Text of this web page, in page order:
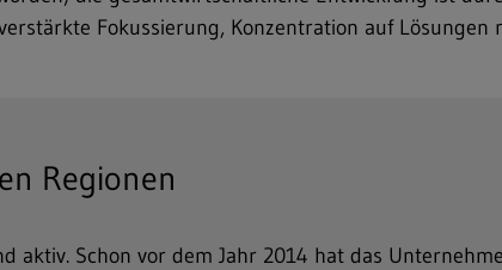
Fokussierung, Konzentration auf
Regionen
aktiv. Schon vor dem Jahr 2014 hat das